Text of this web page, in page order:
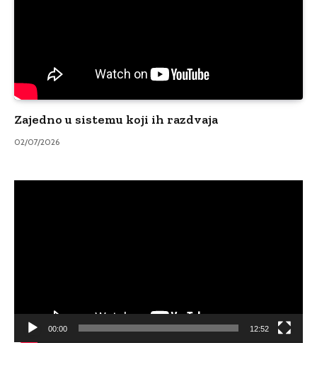
Zajedno u sistemu koji ih razdvaja
02/07/2026
00:00 12:52